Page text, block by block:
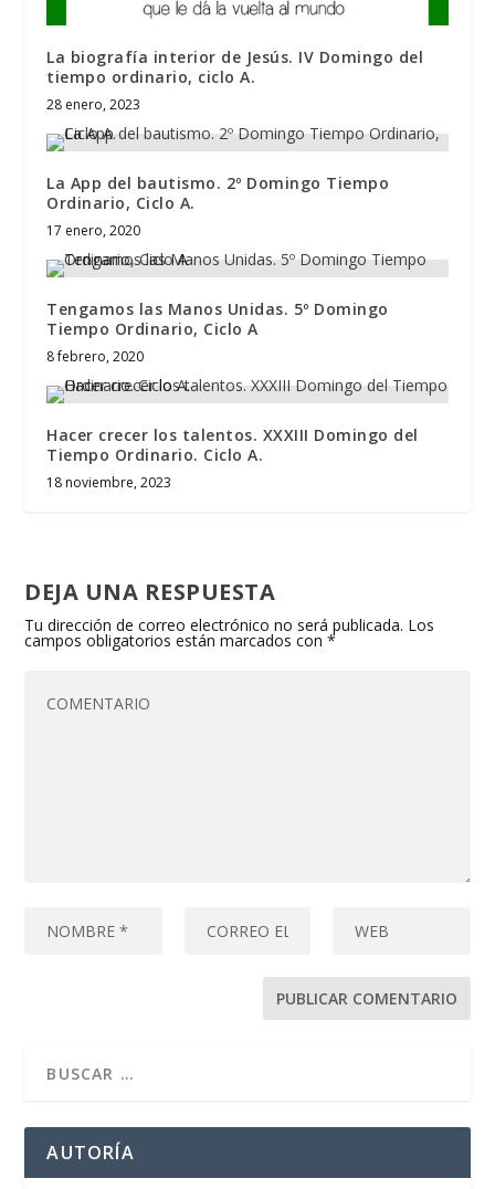
La biografía interior de Jesús. IV Domingo del
tiempo ordinario, ciclo A.
28 enero, 2023
La App del bautismo. 2º Domingo Tiempo
Ordinario, Ciclo A.
17 enero, 2020
Tengamos las Manos Unidas. 5º Domingo
Tiempo Ordinario, Ciclo A
8 febrero, 2020
Hacer crecer los talentos. XXXIII Domingo del
Tiempo Ordinario. Ciclo A.
18 noviembre, 2023
DEJA UNA RESPUESTA
Tu dirección de correo electrónico no será publicada. Los
campos obligatorios están marcados con*
AUTORÍA